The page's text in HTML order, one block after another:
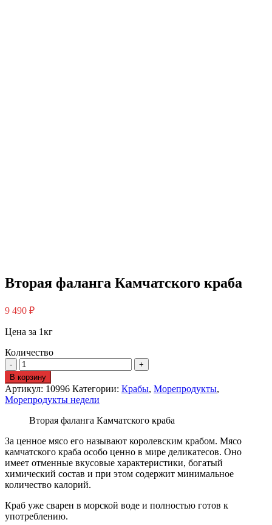
Вторая фаланга Камчатского краба
9 490 ₽
Цена за 1кг
Количество
В корзину
Артикул: 10996 Категории: Крабы, Морепродукты,
Морепродукты недели
Вторая фаланга Камчатского краба
За ценное мясо его называют королевским крабом. Мясо
камчатского краба особо ценно в мире деликатесов. Оно
имеет отменные вкусовые характеристики, богатый
химический состав и при этом содержит минимальное
количество калорий.
Краб уже сварен в морской воде и полностью готов к
употреблению.